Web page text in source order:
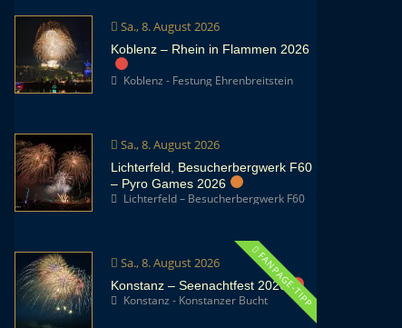
Sa., 8. August 2026
Koblenz – Rhein in Flammen 2026
Koblenz - Festung Ehrenbreitstein
Sa., 8. August 2026
Lichterfeld, Besucherbergwerk F60
– Pyro Games 2026
Lichterfeld – Besucherbergwerk F60
Sa., 8. August 2026 FANPAGE-TIPP
Konstanz – Seenachtfest 2026
Konstanz - Konstanzer Bucht